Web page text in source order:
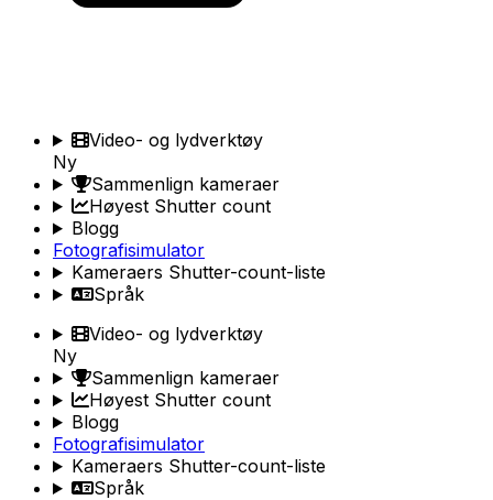
Video- og lydverktøy
Ny
Sammenlign kameraer
Høyest Shutter count
Blogg
Fotografisimulator
Kameraers Shutter-count-liste
Språk
Video- og lydverktøy
Ny
Sammenlign kameraer
Høyest Shutter count
Blogg
Fotografisimulator
Kameraers Shutter-count-liste
Språk